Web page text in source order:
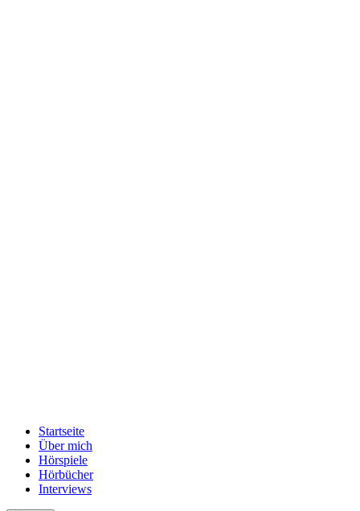
Startseite
Über mich
Hörspiele
Hörbücher
Interviews